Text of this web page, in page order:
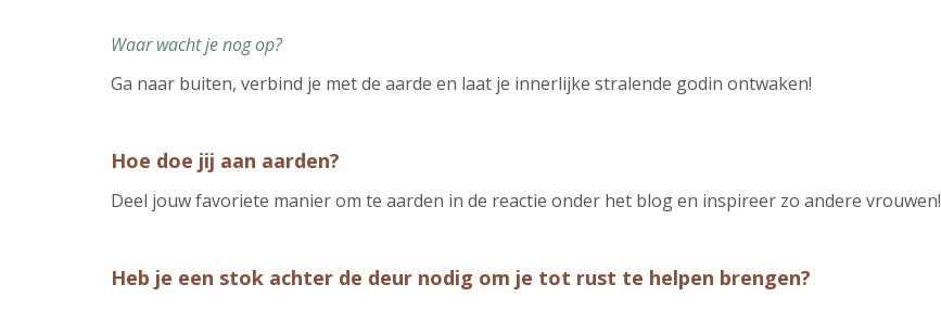
Waar wacht je nog op?
Ga naar buiten, verbind je met de aarde en laat je innerlijke stralende godin ontwaken!
Hoe doe jij aan aarden?
Deel jouw favoriete manier om te aarden in de reactie onder het blog en inspireer zo andere vrouwen!
Heb je een stok achter de deur nodig om je tot rust te helpen brengen?